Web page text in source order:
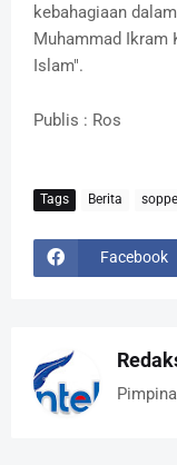
kebahagiaan
Muhammad Ikram
Islam".
Publis : Ros
Tags Berita
Facebook